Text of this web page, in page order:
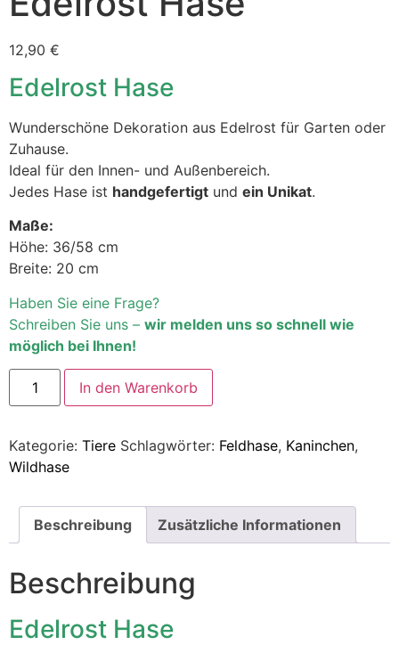
12,90 €
Edelrost Hase
Wunderschöne Dekoration aus Edelrost für Garten oder
Zuhause.
Ideal für den Innen- und Außenbereich.
Jedes Hase ist handgefertigt und ein Unikat.
Maße:
Höhe: 36/58 cm
Breite: 20 cm
Haben Sie eine Frage?
Schreiben Sie uns – wir melden uns so schnell wie
möglich bei Ihnen!
In den Warenkorb
Kategorie: Tiere Schlagwörter: Feldhase, Kaninchen,
Wildhase
Beschreibung Zusätzliche Informationen
Beschreibung
Edelrost Hase